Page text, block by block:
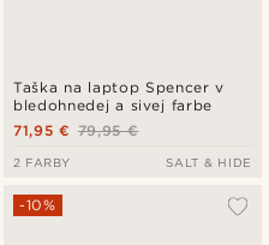
Taška na laptop Spencer v
bledohnedej a sivej farbe
79,95 €
71,95 €
2 FARBY SALT & HIDE
-10%